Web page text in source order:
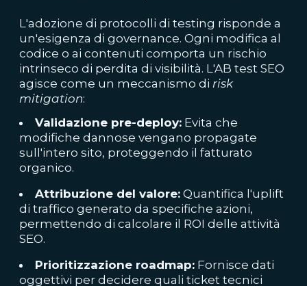
L'adozione di protocolli di testing risponde a
un'esigenza di governance. Ogni modifica al
codice o ai contenuti comporta un rischio
intrinseco di perdita di visibilità. L'AB test SEO
agisce come un meccanismo di risk
mitigation:
Validazione pre-deploy: Evita che
modifiche dannose vengano propagate
sull'intero sito, proteggendo il fatturato
organico.
Attribuzione del valore: Quantifica l'uplift
di traffico generato da specifiche azioni,
permettendo di calcolare il ROI delle attività
SEO.
Prioritizzazione roadmap: Fornisce dati
oggettivi per decidere quali ticket tecnici